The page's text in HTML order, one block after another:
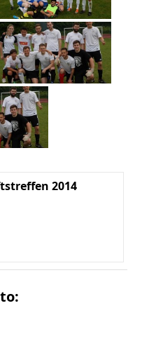
2014